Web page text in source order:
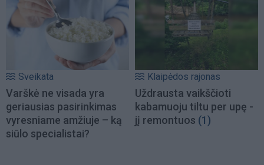
Sveikata
Varškė ne visada yra
geriausias pasirinkimas
vyresniame amžiuje – ką
siūlo specialistai?
Klaipėdos rajonas
Uždrausta vaikščioti
kabamuoju tiltu per upę -
jį remontuos (1)